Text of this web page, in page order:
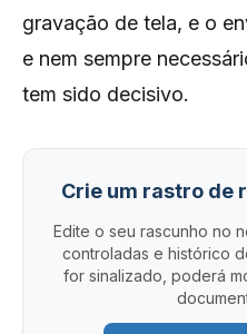
gravação de tela, e o
e nem sempre
tem sido decisivo.
Crie um rastro de
Edite o seu rascunho no
controladas e histórico
for sinalizado, poderá